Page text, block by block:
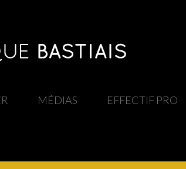
MÉDIAS EFFECTIF PRO